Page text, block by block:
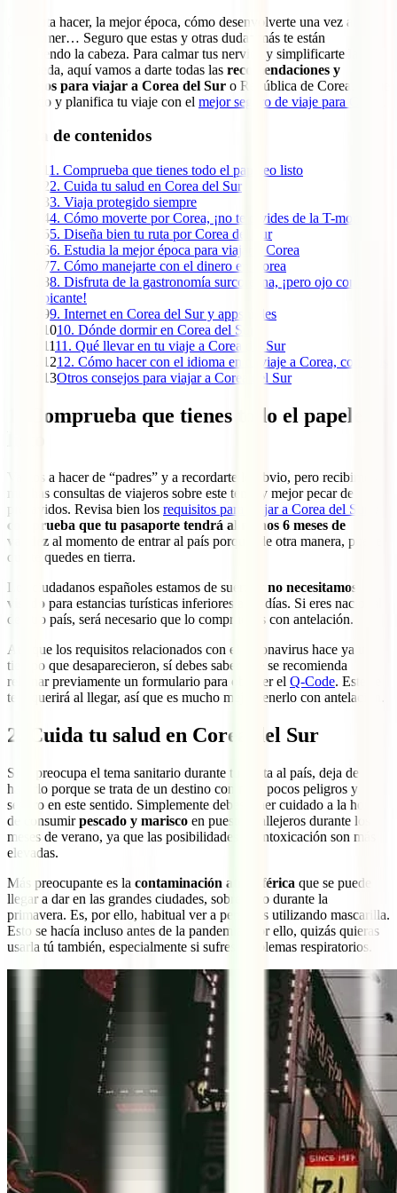
Qué ruta hacer, la mejor época, cómo desenvolverte una vez allí,
qué comer… Seguro que estas y otras dudas más te están
recorriendo la cabeza. Para calmar tus nervios y simplificarte la
búsqueda, aquí vamos a darte todas las recomendaciones y
consejos para viajar a Corea del Sur o República de Corea. Sigue
leyendo y planifica tu viaje con el mejor seguro de viaje para Corea
Tabla de contenidos
1. Comprueba que tienes todo el papeleo listo
22. Cuida tu salud en Corea del Sur
33. Viaja protegido siempre
44. Cómo moverte por Corea, ¡no te olvides de la T-money!
55. Diseña bien tu ruta por Corea del Sur
66. Estudia la mejor época para viajar a Corea
77. Cómo manejarte con el dinero en Corea
88. Disfruta de la gastronomía surcoreana, ¡pero ojo con el
picante!
99. Internet en Corea del Sur y apps útiles
1010. Dónde dormir en Corea del Sur
1111. Qué llevar en tu viaje a Corea del Sur
1212. Cómo hacer con el idioma en tu viaje a Corea, consejos
13Otros consejos para viajar a Corea del Sur
1. Comprueba que tienes todo el papeleo
Vamos a hacer de “padres” y a recordarte lo obvio, pero recibimos
muchas consultas de viajeros sobre este tema y mejor pecar de
precavidos. Revisa bien los requisitos para viajar a Corea del Sur
comprueba que tu pasaporte tendrá al menos 6 meses de
validez al momento de entrar al país porque, de otra manera, puede
que te quedes en tierra.
Los ciudadanos españoles estamos de suerte y no necesitamos
visado para estancias turísticas inferiores a 90 días. Si eres nacional
de otro país, será necesario que lo compruebes con antelación.
Aunque los requisitos relacionados con el coronavirus hace ya un
tiempo que desaparecieron, sí debes saber que se recomienda
rellenar previamente un formulario para obtener el Q-Code. Este se
te requerirá al llegar, así que es mucho mejor tenerlo con antelación.
2. Cuida tu salud en Corea del Sur
Si te preocupa el tema sanitario durante tu visita al país, deja de
hacerlo porque se trata de un destino con muy pocos peligros y
seguro en este sentido. Simplemente debes tener cuidado a la hora
de consumirpescado y marisco en puestos callejeros durante los
meses de verano, ya que las posibilidades de intoxicación son más
elevadas.
Más preocupante es la contaminación atmosférica que se puede
llegar a dar en las grandes ciudades, sobre todo durante la
primavera. Es, por ello, habitual ver a personas utilizando mascarilla.
Esto se hacía incluso antes de la pandemia. Por ello, quizás quieras
usarla tú también, especialmente si sufres problemas respiratorios.